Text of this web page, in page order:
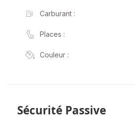
Carburant :
Places :
Couleur :
Sécurité Passive